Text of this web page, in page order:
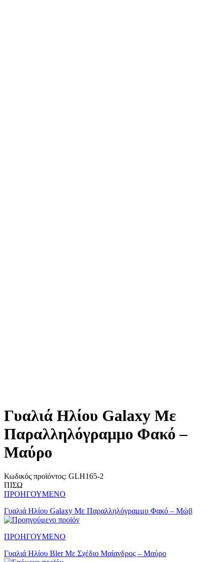
Γυαλιά Ηλίου Galaxy Mε
Παραλληλόγραμμο Φακό –
Μαύρο
Κωδικός προϊόντος: GLH165-2
ΠΙΣΩ
ΠΡΟΗΓΟΥΜΕΝΟ
Γυαλιά Ηλίου Galaxy Mε Παραλληλόγραμμο Φακό – Μώβ
ΠΡΟΗΓΟΥΜΕΝΟ
Γυαλιά Ηλίου Bler Με Σχέδιο Μαίανδρος – Μαύρο